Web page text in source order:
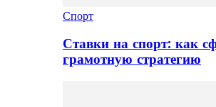
Спорт
Ставки на спорт: как
грамотную стратегию